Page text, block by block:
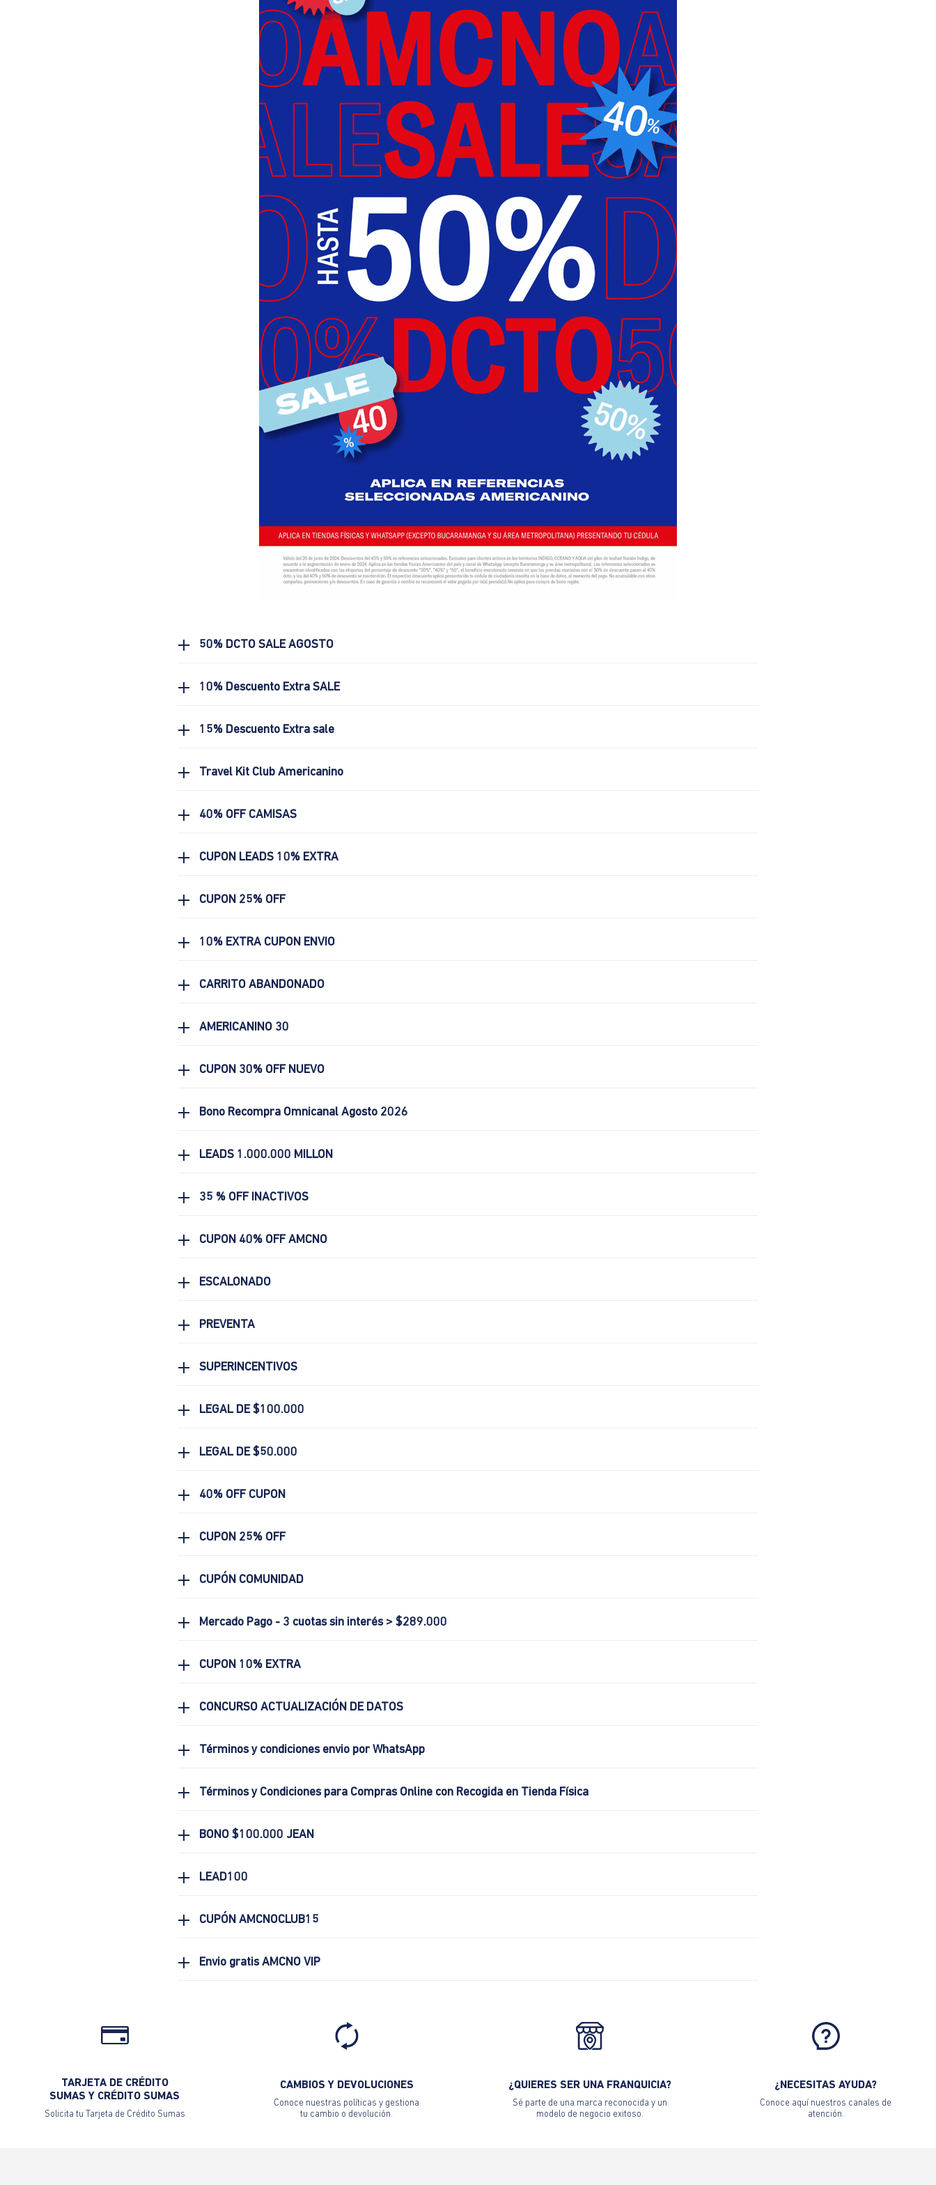
50% DCTO SALE AGOSTO
10% Descuento Extra SALE
15% Descuento Extra sale
Travel Kit Club Americanino
40% OFF CAMISAS
CUPON LEADS 10% EXTRA
CUPON 25% OFF
10% EXTRA CUPON ENVIO
CARRITO ABANDONADO
AMERICANINO 30
CUPON 30% OFF NUEVO
Bono Recompra Omnicanal Agosto 2026
LEADS 1.000.000 MILLON
35 % OFF INACTIVOS
CUPON 40% OFF AMCNO
ESCALONADO
PREVENTA
SUPERINCENTIVOS
LEGAL DE $100.000
LEGAL DE $50.000
40% OFF CUPON
CUPON 25% OFF
CUPÓN COMUNIDAD
Mercado Pago - 3 cuotas sin interés > $289.000
CUPON 10% EXTRA
CONCURSO ACTUALIZACIÓN DE DATOS
Términos y condiciones envio por WhatsApp
Términos y Condiciones para Compras Online con Recogida en Tienda Física
BONO $100.000 JEAN
LEAD100
CUPÓN AMCNOCLUB15
Envio gratis AMCNO VIP
TARJETA DE CRÉDITO
SUMAS Y CRÉDITO SUMAS
Solicita tu Tarjeta de Crédito Sumas
CAMBIOS Y DEVOLUCIONES
Conoce nuestras políticas y gestiona
tu cambio o devolución.
¿QUIERES SER UNA FRANQUICIA?
Sé parte de una marca reconocida y un
modelo de negocio exitoso.
¿NECESITAS AYUDA?
Conoce aquí nuestros canales de
atención.